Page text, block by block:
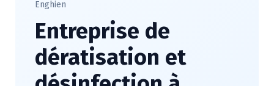
Enghien
Entreprise de
dératisation et